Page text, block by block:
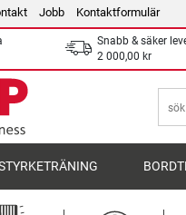
Jobb Kontaktformulär
Snabb & säker
2 000,00 kr